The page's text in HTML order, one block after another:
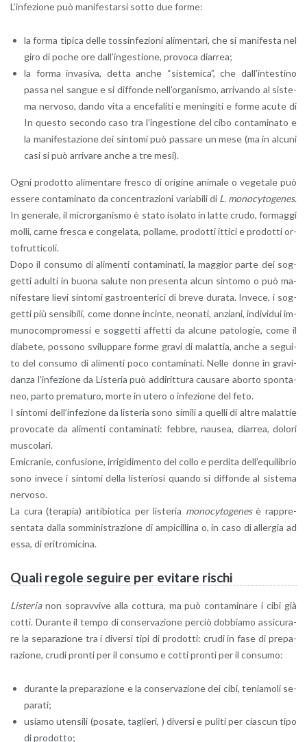
L’in­fe­zio­ne può ma­ni­fe­star­si sotto due forme:
la forma ti­pi­ca delle tos­sin­fe­zio­ni ali­men­ta­ri, che si ma­ni­fe­sta nel
giro di poche ore dal­l’in­ge­stio­ne, pro­vo­ca diar­rea;
la forma in­va­si­va, detta anche “si­ste­mi­ca”, che dal­l’in­te­sti­no
passa nel san­gue e si dif­fon­de nel­l’or­ga­ni­smo, ar­ri­van­do al si­ste­
ma ner­vo­so, dando vita a en­ce­fa­li­ti e me­nin­gi­ti e forme acute di
In que­sto se­con­do caso tra l’in­ge­stio­ne del cibo con­ta­mi­na­to e
la ma­ni­fe­sta­zio­ne dei sin­to­mi può pas­sa­re un mese (ma in al­cu­ni
casi si può ar­ri­va­re anche a tre mesi).
Ogni pro­dot­to ali­men­ta­re fre­sco di ori­gi­ne ani­ma­le o ve­ge­ta­le può
es­se­re con­ta­mi­na­to da con­cen­tra­zio­ni va­ria­bi­li di L. mo­no­cy­to­ge­nes.
In ge­ne­ra­le, il mi­cror­ga­ni­smo è stato iso­la­to in latte crudo, for­mag­gi
molli, carne fre­sca e con­ge­la­ta, pol­la­me, pro­dot­ti it­ti­ci e pro­dot­ti or­
to­frut­ti­co­li.
Dopo il con­su­mo di ali­men­ti con­ta­mi­na­ti, la mag­gior parte dei sog­
get­ti adul­ti in buona sa­lu­te non pre­sen­ta alcun sin­to­mo o può ma­
ni­fe­sta­re lievi sin­to­mi ga­stroen­te­ri­ci di breve du­ra­ta. In­ve­ce, i sog­
get­ti più sen­si­bi­li, come donne in­cin­te, neo­na­ti, an­zia­ni, in­di­vi­dui im­
mu­no­com­pro­mes­si e sog­get­ti af­fet­ti da al­cu­ne pa­to­lo­gie, come il
dia­be­te, pos­so­no svi­lup­pa­re forme gravi di ma­lat­tia, anche a se­gui­
to del con­su­mo di ali­men­ti poco con­ta­mi­na­ti. Nelle donne in gra­vi­
dan­za l’in­fe­zio­ne da Li­ste­ria può ad­di­rit­tu­ra cau­sa­re abor­to spon­ta­
neo, parto pre­ma­tu­ro, morte in utero o in­fe­zio­ne del feto.
I sin­to­mi del­l’in­fe­zio­ne da li­ste­ria sono si­mi­li a quel­li di altre ma­lat­tie
pro­vo­ca­te da ali­men­ti con­ta­mi­na­ti: feb­bre, nau­sea, diar­rea, do­lo­ri
mu­sco­la­ri.
Emi­cra­nie, con­fu­sio­ne, ir­ri­gi­di­men­to del collo e per­di­ta del­l’e­qui­li­brio
sono in­ve­ce i sin­to­mi della li­ste­rio­si quan­do si dif­fon­de al si­ste­ma
ner­vo­so.
La cura (te­ra­pia) an­ti­bio­ti­ca per li­ste­ria mo­no­cy­to­ge­nesè rap­pre­
sen­ta­ta dalla som­mi­ni­stra­zio­ne di am­pi­cil­li­na o, in caso di al­ler­gia ad
essa, di eri­tro­mi­ci­na.
Quali re­go­le se­gui­re per evi­ta­re ri­schi
Li­ste­ria non so­prav­vi­ve alla cot­tu­ra, ma può con­ta­mi­na­re i cibi già
cotti. Du­ran­te il tempo di con­ser­va­zio­ne per­ciò dob­bia­mo as­si­cu­ra­
re la se­pa­ra­zio­ne tra i di­ver­si tipi di pro­dot­ti: crudi in fase di pre­pa­
ra­zio­ne, crudi pron­ti per il con­su­mo e cotti pron­ti per il con­su­mo:
du­ran­te la pre­pa­ra­zio­ne e la con­ser­va­zio­ne dei cibi, te­nia­mo­li se­
pa­ra­ti;
usia­mo uten­si­li (po­sa­te, ta­glie­ri, ) di­ver­si e pu­li­ti per cia­scun tipo
di pro­dot­to;